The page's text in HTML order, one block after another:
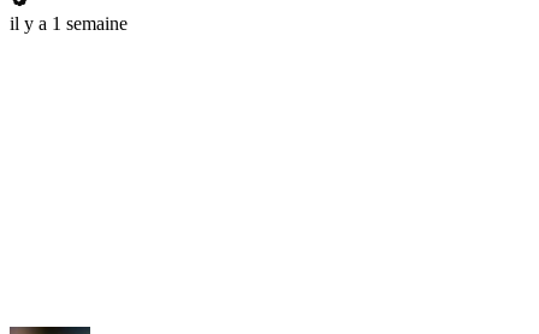
il y a 1 semaine